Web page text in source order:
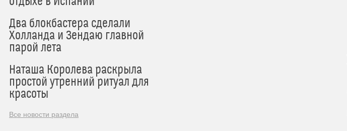
Два блокбастера сделали
Холланда и Зендаю главной
парой лета
Наташа Королева раскрыла
простой утренний ритуал для
красоты
Все новости раздела